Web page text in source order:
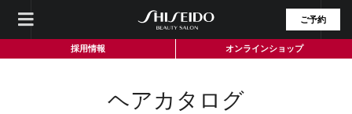
ご予約
採用情報 オンラインショップ
ヘアカタログ